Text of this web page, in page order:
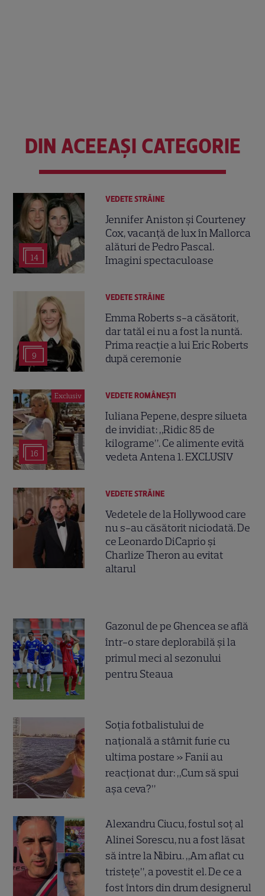
DIN ACEEAȘI CATEGORIE
14
VEDETE STRĂINE
Jennifer Aniston și Courteney
Cox, vacanță de lux în Mallorca
alături de Pedro Pascal.
Imagini spectaculoase
9
VEDETE STRĂINE
Emma Roberts s-a căsătorit,
dar tatăl ei nu a fost la nuntă.
Prima reacție a lui Eric Roberts
după ceremonie
Exclusiv
16
VEDETE ROMÂNEŞTI
Iuliana Pepene, despre silueta
de invidiat: „Ridic 85 de
kilograme”. Ce alimente evită
vedeta Antena 1. EXCLUSIV
VEDETE STRĂINE
Vedetele de la Hollywood care
nu s-au căsătorit niciodată. De
ce Leonardo DiCaprio și
Charlize Theron au evitat
altarul
Gazonul de pe Ghencea se află
într-o stare deplorabilă și la
primul meci al sezonului
pentru Steaua
Soția fotbalistului de
națională a stârnit furie cu
ultima postare » Fanii au
reacționat dur: „Cum să spui
așa ceva?”
Alexandru Ciucu, fostul soț al
Alinei Sorescu, nu a fost lăsat
să intre la Nibiru. „Am aflat cu
tristețe”, a povestit el. De ce a
fost întors din drum designerul